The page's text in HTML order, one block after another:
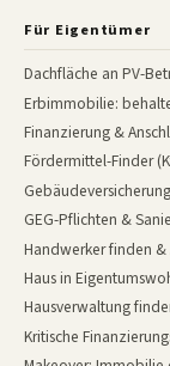
Für Eigentümer
Dachfläche an PV-
Erbimmobilie:
Finanzierung &
Fördermittel-Finder
GEG-Pflichten &
Handwerker finden
Haus in
Hausverwaltung
Kritische